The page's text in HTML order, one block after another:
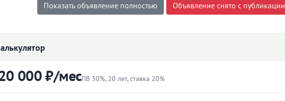
Цена: 18 500 000₽
снято с публикации
квартира в центре
транспортная доступность.
Показать объявление полностью Объявление снято с публикации
000 ₽/месПВ 30%, 20 лет, ставка 20%